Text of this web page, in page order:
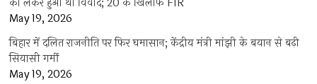
को लेकर हुआ था विवाद; 20 के खिलाफ FIR
May 19, 2026
बिहार में दलित राजनीति पर फिर घमासान; केंद्रीय मंत्री मांझी के बयान से बढ़ी
सियासी गर्मी
May 19, 2026